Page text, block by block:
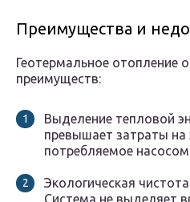
Преимущества и
Геотермальное отопление
преимуществ:
Выделение тепловой
превышает затраты на
потребляемое
Экологическая
Система не выделяет